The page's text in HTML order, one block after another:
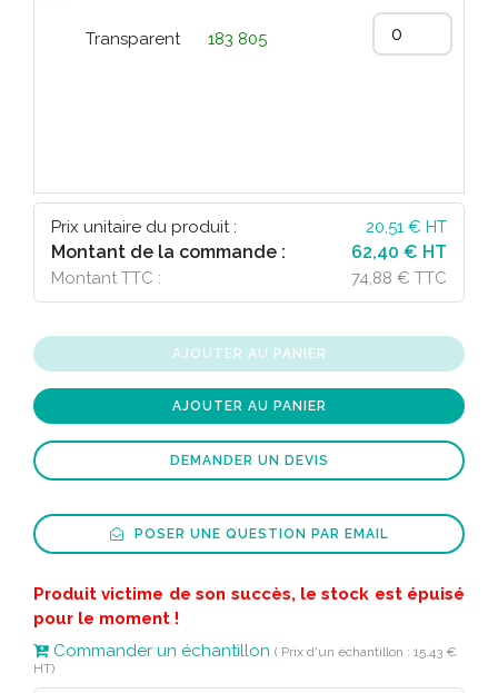
Transparent 183 805
Prix unitaire du produit : 20,51 € HT
Montant de la commande : 62,40 € HT
Montant TTC : 74,88 € TTC
AJOUTER AU PANIER
AJOUTER AU PANIER
DEMANDER UN DEVIS
POSER UNE QUESTION PAR EMAIL
Produit victime de son succès, le stock est épuisé
pour le moment !
Commander un échantillon ( Prix d'un échantillon : 15,43 €
HT)